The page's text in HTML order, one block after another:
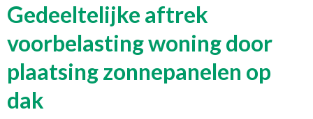
Onze diensten
Financiele Administratie
Startersbegeleiding
Tijdelijk financieel personeel
Gedeeltelijke aftrek
voorbelasting woning door
plaatsing zonnepanelen op
dak